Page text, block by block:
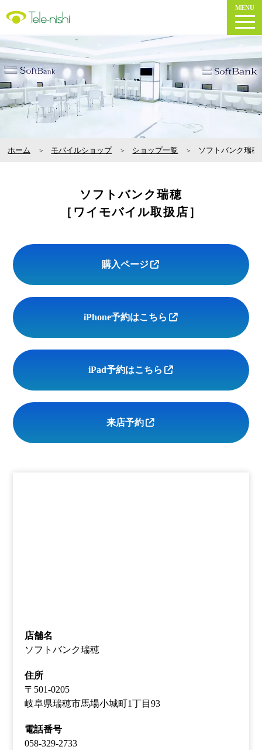
MENU
ホーム モバイルショップ ショップ一覧 ソフトバンク瑞
ソフトバンク瑞穂
［ワイモバイル取扱店］
購入ページ
iPhone予約はこちら
iPad予約はこちら
来店予約
店舗名
ソフトバンク瑞穂
住所
〒501-0205
岐阜県瑞穂市馬場小城町1丁目93
電話番号
058-329-2733